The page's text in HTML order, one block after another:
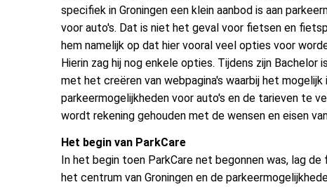
specifiek in Groningen een klein aanbod is aan
voor auto's. Dat is niet het geval voor fietsen en
hem namelijk op dat hier vooral veel opties voor
Hierin zag hij nog enkele opties. Tijdens zijn Bachelor
met het creëren van webpagina's waarbij het mogelijk
parkeermogelijkheden voor auto's en de tarieven te
wordt rekening gehouden met de wensen en eisen
Het begin van ParkCare
In het begin toen ParkCare net begonnen was, lag de
het centrum van Groningen en de